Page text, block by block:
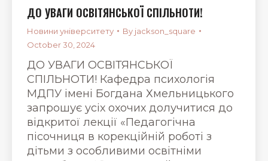
ДО УВАГИ ОСВІТЯНСЬКОЇ СПІЛЬНОТИ!
Новини університету By jackson_square
October 30, 2024
ДО УВАГИ ОСВІТЯНСЬКОЇ
СПІЛЬНОТИ! Кафедра психологія
МДПУ імені Богдана Хмельницького
запрошує усіх охочих долучитися до
відкритої лекції «Педагогічна
пісочниця в корекційній роботі з
дітьми з особливими освітніми